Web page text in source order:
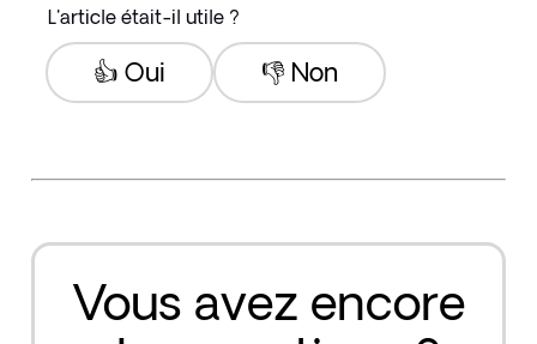
L'article était-il utile ?
👎 Non
👍 Oui
Vous avez encore